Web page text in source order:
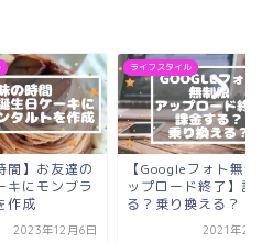
間】お友達の
キにモンブラ
作成
2023年12月6日
ライフスタイル
【Googleフォト無
ップロード終了】課
る？乗り換える？
2021年2